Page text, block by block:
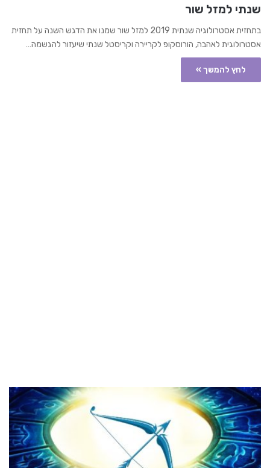
שנתי למזל שור
בתחזית אסטרולוגיה שנתית 2019 למזל שור שמנו את הדגש השנה על תחזית
אסטרולוגית לאהבה, הורוסקופ לקריירה וקריסטל שנתי שיעזור להגשמה…
לחץ להמשך »